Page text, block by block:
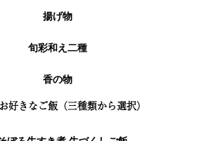
揚げ物
旬彩和え二種
香の物
好きなご飯（三種類から選択）